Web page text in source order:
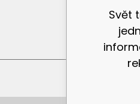
Svět